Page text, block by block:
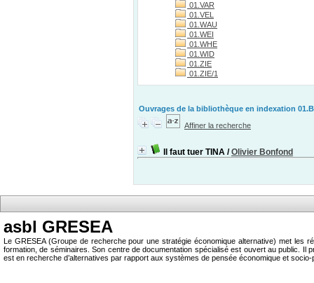
01.VAR
01.VEL
01.WAU
01.WEI
01.WHE
01.WID
01.ZIE
01.ZIE/1
Ouvrages de la bibliothèque en indexation
Affiner la recherche
Il faut tuer TINA /Olivier Bonfond
asbl GRESEA
Le GRESEA (Groupe de recherche pour une stratégie économique alternative) met les
formation, de séminaires. Son centre de documentation spécialisé est ouvert au public.
est en recherche d’alternatives par rapport aux systèmes de pensée économique et socio-